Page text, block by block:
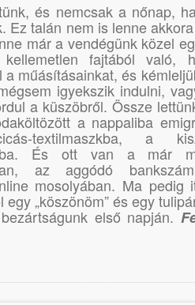
és nemcsak a nőnap,
Ez talán nem is lenne
már a vendégünk közel
fajtából való,
a műásításainkat, és
igyekszik indulni,
a küszöbről. Össze
a nappaliba
textilmaszkba, a
És ott van a már
az aggódó
mosolyában. Ma
egy „köszönöm” és egy
első napján.